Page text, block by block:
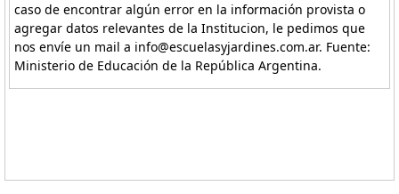
caso de encontrar algún error en la información provista o
agregar datos relevantes de la Institucion, le pedimos que
nos envíe un mail a info@escuelasyjardines.com.ar. Fuente:
Ministerio de Educación de la República Argentina.